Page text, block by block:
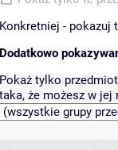
Konkretniej - pokazuj
Dodatkowo
Pokaż tylko
taka, że możesz w jej